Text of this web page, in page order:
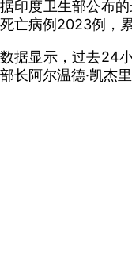
据印度卫生部公布
死亡病例2023例，
数据显示，过去24
部长阿尔温德·凯杰